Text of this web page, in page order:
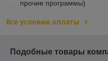
прочие программы)
Все условия оплаты
Подобные товары